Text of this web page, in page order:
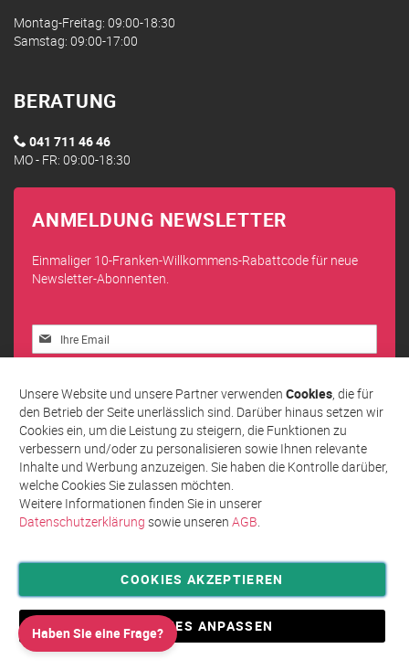
Montag-Freitag: 09:00-18:30
Samstag: 09:00-17:00
BERATUNG
041 711 46 46
MO - FR: 09:00-18:30
ANMELDUNG NEWSLETTER
Einmaliger 10-Franken-Willkommens-Rabattcode für neue
Newsletter-Abonnenten.
Melden
Sie
unseren
Newsletter
an:
Abonnieren
Privatsphäre und Datenschutz
Allgemeine Geschäftsbedingungen AGB
Impressum
Haben Sie eine Frage?
Unsere Website und unsere Partner verwenden Cookies, die für
den Betrieb der Seite unerlässlich sind. Darüber hinaus setzen wir
Cookies ein, um die Leistung zu steigern, die Funktionen zu
verbessern und/oder zu personalisieren sowie Ihnen relevante
Inhalte und Werbung anzuzeigen. Sie haben die Kontrolle darüber,
welche Cookies Sie zulassen möchten.
Weitere Informationen finden Sie in unserer
Datenschutzerklärung sowie unseren AGB.
COOKIES AKZEPTIEREN
COOKIES ANPASSEN